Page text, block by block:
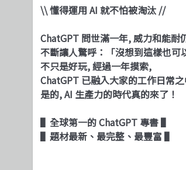
\\ 懂得運用 AI 就不怕被淘汰 //
ChatGPT 問世滿一年, 威力和能耐
不斷讓人驚呼：「沒想到這樣也可
不只是好玩, 經過一年摸索,
ChatGPT 已融入大家的工作日常
是的, AI 生產力的時代真的來了！
▌全球第一的 ChatGPT 專書 ▌
▌題材最新、最完整、最豐富 ▌